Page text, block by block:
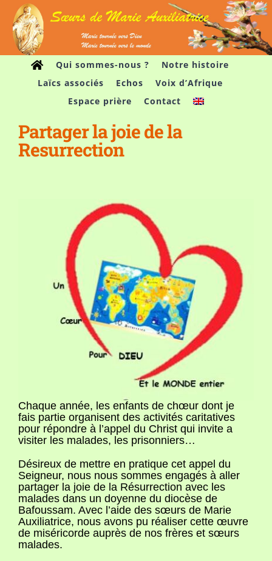
Passer
contenu
Qui sommes-nous ?
Notre histoire
Laïcs associés
Echos
Voix d’Afrique
Espace prière
Contact
Partager la joie de la
Resurrection
Chaque année, les enfants de chœur dont je
fais partie organisent des activités caritatives
pour répondre à l’appel du Christ qui invite a
visiter les malades, les prisonniers…
Désireux de mettre en pratique cet appel du
Seigneur, nous nous sommes engagés à aller
partager la joie de la Résurrection avec les
malades dans un doyenne du diocèse de
Bafoussam. Avec l’aide des sœurs de Marie
Auxiliatrice, nous avons pu réaliser cette œuvre
de miséricorde auprès de nos frères et sœurs
malades.